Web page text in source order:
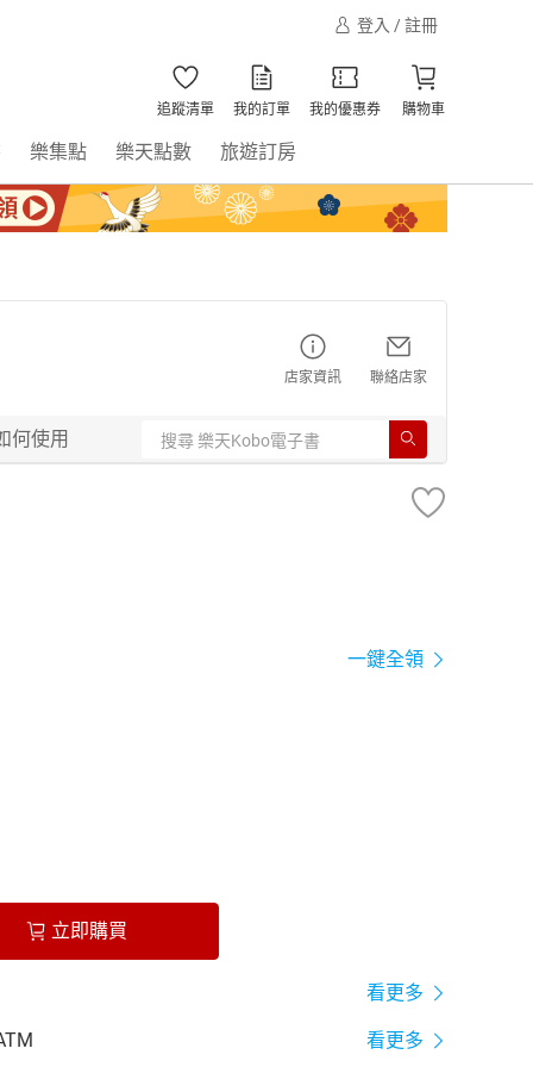
登入 / 註冊
追蹤清單 我的訂單 我的優惠券 購物車
樂集點 樂天點數 旅遊訂房
店家資訊 聯絡店家
何使用
一鍵全領
立即購買
看更多
看更多